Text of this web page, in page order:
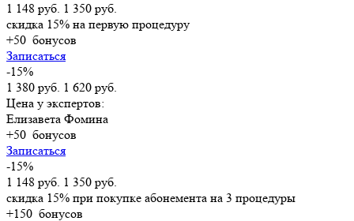
1 148 руб. 1 350 руб.
скидка 15% на первую процедуру
+50 бонусов
Записаться
-15%
1 380 руб. 1 620 руб.
Цена у экспертов:
Елизавета Фомина
+50 бонусов
Записаться
-15%
1 148 руб. 1 350 руб.
скидка 15% при покупке абонемента на 3 процедуры
+150 бонусов